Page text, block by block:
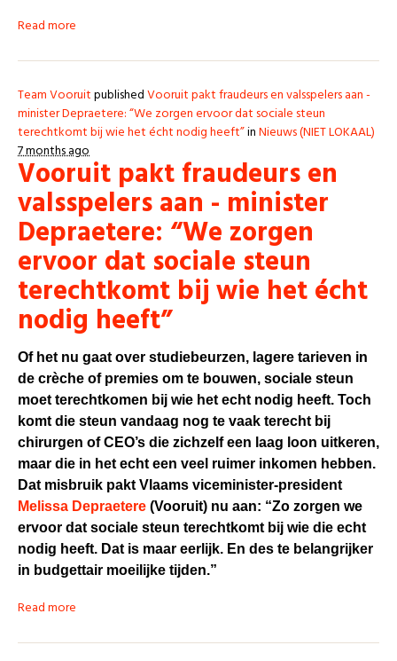
Read more
Team VooruitpublishedVooruit pakt fraudeurs en valsspelers aan -
minister Depraetere: “We zorgen ervoor dat sociale steun
terechtkomt bij wie het écht nodig heeft”inNieuws (NIET LOKAAL)
7 months ago
Vooruit pakt fraudeurs en
valsspelers aan - minister
Depraetere: “We zorgen
ervoor dat sociale steun
terechtkomt bij wie het écht
nodig heeft”
Of het nu gaat over studiebeurzen, lagere tarieven in
de crèche of premies om te bouwen, sociale steun
moet terechtkomen bij wie het echt nodig heeft. Toch
komt die steun vandaag nog te vaak terecht bij
chirurgen of CEO’s die zichzelf een laag loon uitkeren,
maar die in het echt een veel ruimer inkomen hebben.
Dat misbruik pakt Vlaams viceminister-president
Melissa Depraetere (Vooruit) nu aan: “Zo zorgen we
ervoor dat sociale steun terechtkomt bij wie die echt
nodig heeft. Dat is maar eerlijk. En des te belangrijker
in budgettair moeilijke tijden.”
Read more